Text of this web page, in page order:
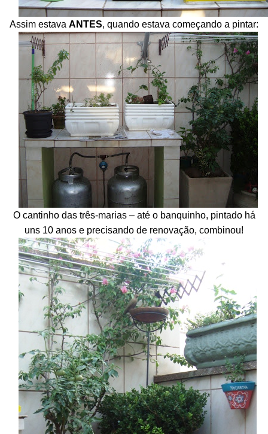
Assim estava ANTES, quando estava começando a pintar:
O cantinho das três-marias – até o banquinho, pintado há
uns 10 anos e precisando de renovação, combinou!